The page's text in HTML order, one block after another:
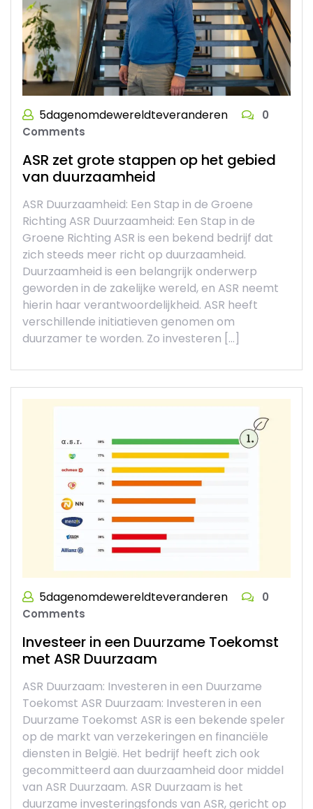
5dagenomdewereldteveranderen
0
Comments
ASR zet grote stappen op het gebied
van duurzaamheid
ASR Duurzaamheid: Een Stap in de Groene
Richting ASR Duurzaamheid: Een Stap in de
Groene Richting ASR is een bekend bedrijf dat
zich steeds meer richt op duurzaamheid.
Duurzaamheid is een belangrijk onderwerp
geworden in de zakelijke wereld, en ASR neemt
hierin haar verantwoordelijkheid. ASR heeft
verschillende initiatieven genomen om
duurzamer te worden. Zo investeren […]
5dagenomdewereldteveranderen
0
Comments
Investeer in een Duurzame Toekomst
met ASR Duurzaam
ASR Duurzaam: Investeren in een Duurzame
Toekomst ASR Duurzaam: Investeren in een
Duurzame Toekomst ASR is een bekende speler
op de markt van verzekeringen en financiële
diensten in België. Het bedrijf heeft zich ook
gecommitteerd aan duurzaamheid door middel
van ASR Duurzaam. ASR Duurzaam is het
duurzame investeringsfonds van ASR, gericht op